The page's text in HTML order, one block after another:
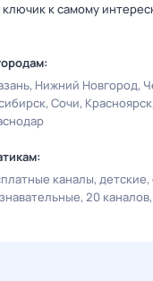
к самому
Нижний Новгород
Сочи Красноярск
каналы детские
20 каналов